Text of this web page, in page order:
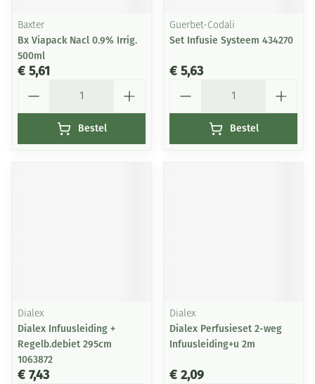
Baxter
Bx Viapack Nacl 0.9% Irrig.
500ml
€ 5,61
Bestel
Guerbet-Codali
Set Infusie Systeem 434270
€ 5,63
Bestel
Dialex
Dialex Infuusleiding +
Regelb.debiet 295cm
1063872
€ 7,43
Dialex
Dialex Perfusieset 2-weg
Infuusleiding+u 2m
€ 2,09